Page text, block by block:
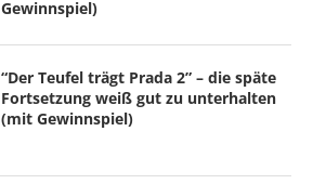
Gewinnspiel)
“Der Teufel trägt Prada 2” – die späte
Fortsetzung weiß gut zu unterhalten
(mit Gewinnspiel)